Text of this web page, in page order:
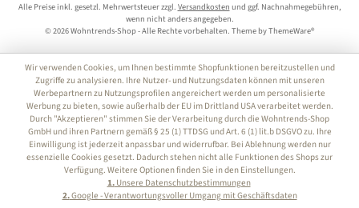
Alle Preise inkl. gesetzl. Mehrwertsteuer zzgl. Versandkosten und ggf. Nachnahmegebühren,
wenn nicht anders angegeben.
© 2026 Wohntrends-Shop - Alle Rechte vorbehalten. Theme byThemeWare®
Wir verwenden Cookies, um Ihnen bestimmte Shopfunktionen bereitzustellen und
Zugriffe zu analysieren. Ihre Nutzer- und Nutzungsdaten können mit unseren
Werbepartnern zu Nutzungsprofilen angereichert werden um personalisierte
Werbung zu bieten, sowie außerhalb der EU im Drittland USA verarbeitet werden.
Durch "Akzeptieren" stimmen Sie der Verarbeitung durch die Wohntrends-Shop
GmbH und ihren Partnern gemäß § 25 (1) TTDSG und Art. 6 (1) lit.b DSGVO zu. Ihre
Einwilligung ist jederzeit anpassbar und widerrufbar. Bei Ablehnung werden nur
essenzielle Cookies gesetzt. Dadurch stehen nicht alle Funktionen des Shops zur
Verfügung. Weitere Optionen finden Sie in den Einstellungen.
1.Unsere Datenschutzbestimmungen
2.Google - Verantwortungsvoller Umgang mit Geschäftsdaten